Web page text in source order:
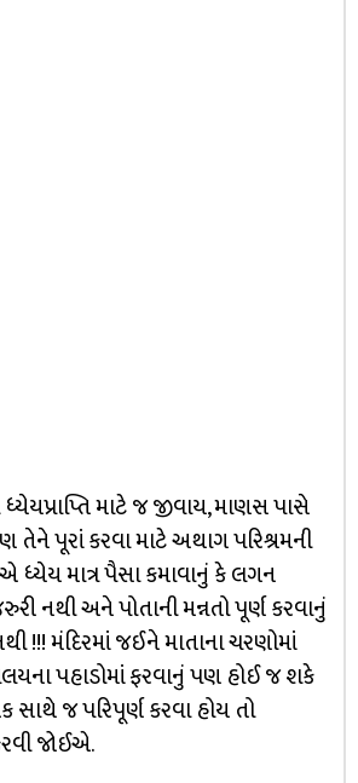
માટે જ જીવાય, માણસ પાસે
તેને પૂરાં કરવા માટે અથાગ પરિશ્રમની
માત્ર પૈસા કમાવાનું કે લગન
નથી અને પોતાની મન્નતો પૂર્ણ કરવાનું
!!! મંદિરમાં જઈને માતાના ચરણોમાં
પહાડોમાં ફરવાનું પણ હોઈ જ શકે
જ પરિપૂર્ણ કરવા હોય તો
જોઈએ.